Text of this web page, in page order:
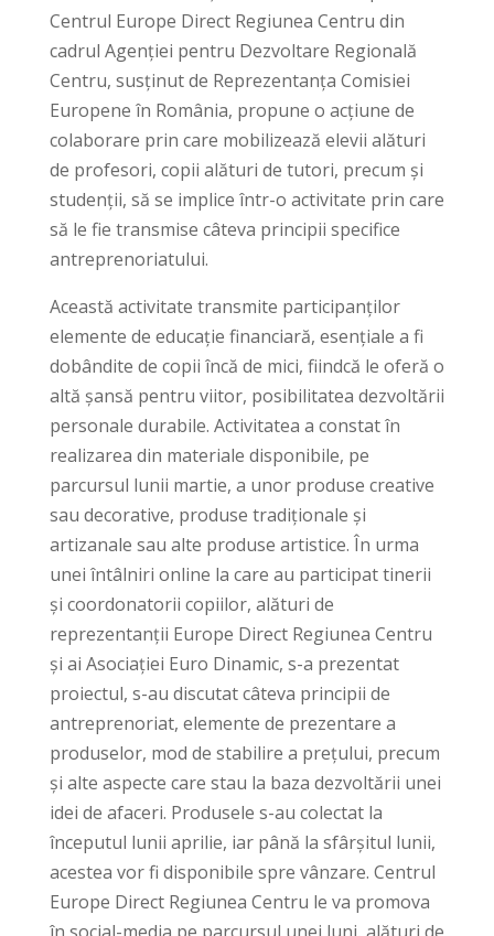
Centrul Europe Direct Regiunea Centru din
cadrul Agenției pentru Dezvoltare Regională
Centru, susținut de Reprezentanța Comisiei
Europene în România, propune o acțiune de
colaborare prin care mobilizează elevii alături
de profesori, copii alături de tutori, precum și
studenții, să se implice într-o activitate prin care
să le fie transmise câteva principii specifice
antreprenoriatului.
Această activitate transmite participanților
elemente de educație financiară, esențiale a fi
dobândite de copii încă de mici, fiindcă le oferă o
altă șansă pentru viitor, posibilitatea dezvoltării
personale durabile. Activitatea a constat în
realizarea din materiale disponibile, pe
parcursul lunii martie, a unor produse creative
sau decorative, produse tradiționale și
artizanale sau alte produse artistice. În urma
unei întâlniri online la care au participat tinerii
și coordonatorii copiilor, alături de
reprezentanții Europe Direct Regiunea Centru
și ai Asociației Euro Dinamic, s-a prezentat
proiectul, s-au discutat câteva principii de
antreprenoriat, elemente de prezentare a
produselor, mod de stabilire a prețului, precum
și alte aspecte care stau la baza dezvoltării unei
idei de afaceri. Produsele s-au colectat la
începutul lunii aprilie, iar până la sfârșitul lunii,
acestea vor fi disponibile spre vânzare. Centrul
Europe Direct Regiunea Centru le va promova